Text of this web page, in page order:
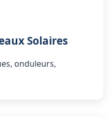
Solaires
onduleurs,